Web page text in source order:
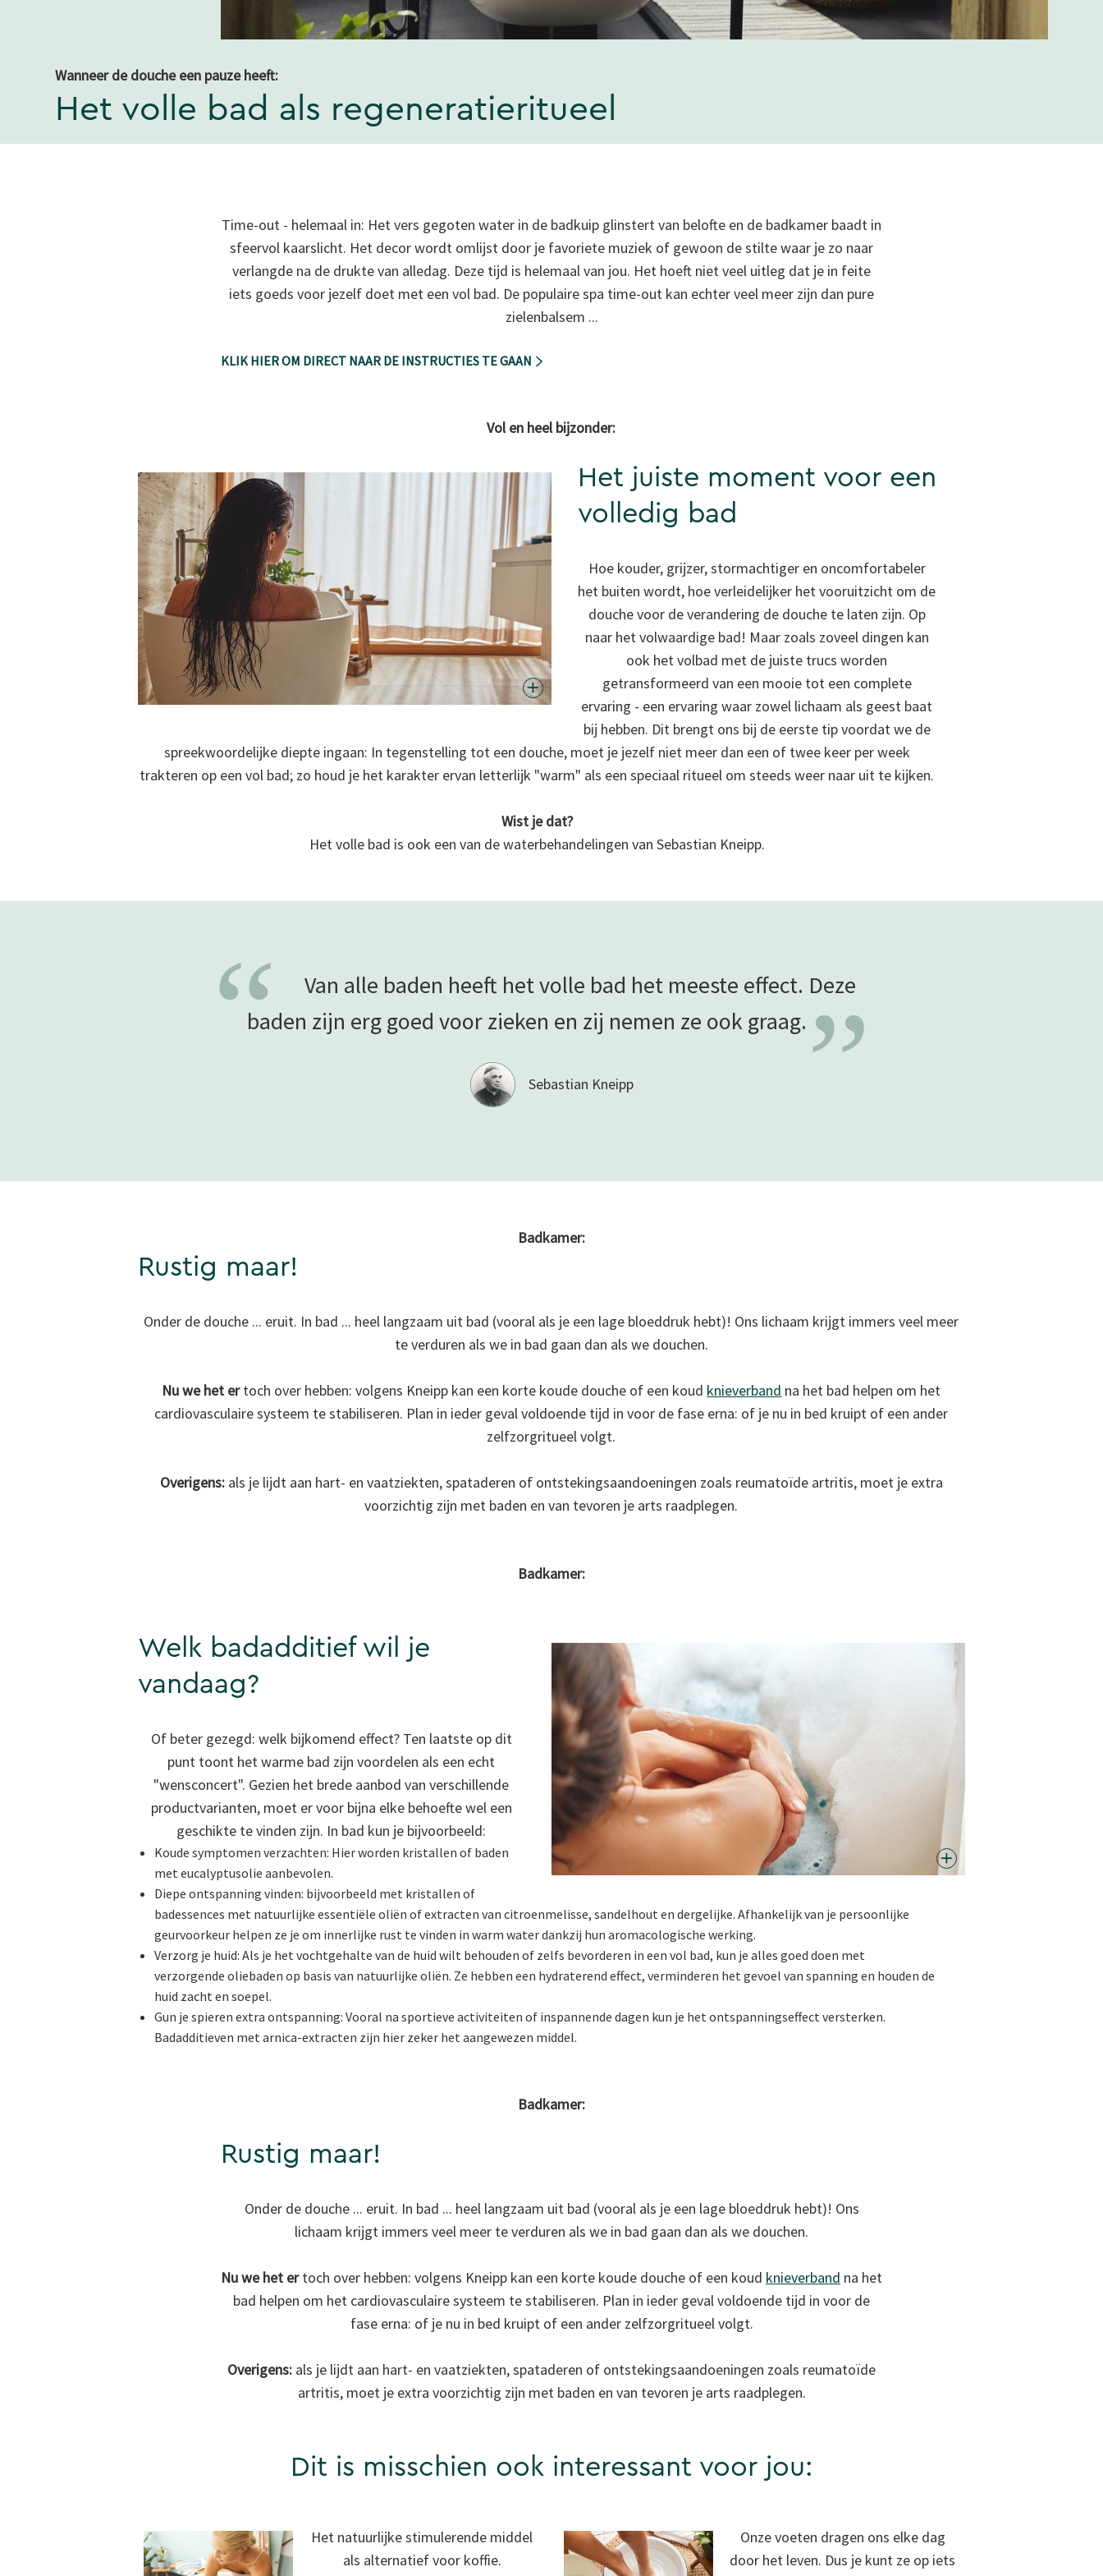
Wanneer de douche een pauze heeft:
Het volle bad als regeneratieritueel
Time-out - helemaal in: Het vers gegoten water in de badkuip glinstert van belofte en de badkamer baadt in
sfeervol kaarslicht. Het decor wordt omlijst door je favoriete muziek of gewoon de stilte waar je zo naar
verlangde na de drukte van alledag. Deze tijd is helemaal van jou. Het hoeft niet veel uitleg dat je in feite
iets goeds voor jezelf doet met een vol bad. De populaire spa time-out kan echter veel meer zijn dan pure
zielenbalsem ...
KLIK HIER OM DIRECT NAAR DE INSTRUCTIES TE GAAN
Vol en heel bijzonder:
Het juiste moment voor een
volledig bad
Hoe kouder, grijzer, stormachtiger en oncomfortabeler
het buiten wordt, hoe verleidelijker het vooruitzicht om de
douche voor de verandering de douche te laten zijn. Op
naar het volwaardige bad! Maar zoals zoveel dingen kan
ook het volbad met de juiste trucs worden
getransformeerd van een mooie tot een complete
ervaring - een ervaring waar zowel lichaam als geest baat
bij hebben. Dit brengt ons bij de eerste tip voordat we de
spreekwoordelijke diepte ingaan: In tegenstelling tot een douche, moet je jezelf niet meer dan een of twee keer per week
trakteren op een vol bad; zo houd je het karakter ervan letterlijk "warm" als een speciaal ritueel om steeds weer naar uit te kijken.
Wist je dat?
Het volle bad is ook een van de waterbehandelingen van Sebastian Kneipp.
“
Van alle baden heeft het volle bad het meeste effect. Deze
baden zijn erg goed voor zieken en zij nemen ze ookgraag. ”
Sebastian Kneipp
Badkamer:
Rustig maar!
Onder de douche ... eruit. In bad ... heel langzaam uit bad (vooral als je een lage bloeddruk hebt)! Ons lichaam krijgt immers veel meer
te verduren als we in bad gaan dan als we douchen.
Nu we het ertoch over hebben: volgens Kneipp kan een korte koude douche of een koud knieverband na het bad helpen om het
cardiovasculaire systeem te stabiliseren. Plan in ieder geval voldoende tijd in voor de fase erna: of je nu in bed kruipt of een ander
zelfzorgritueel volgt.
Overigens:als je lijdt aan hart- en vaatziekten, spataderen of ontstekingsaandoeningen zoals reumatoïde artritis, moet je extra
voorzichtig zijn met baden en van tevoren je arts raadplegen.
Badkamer:
Welk badadditief wil je
vandaag?
Of beter gezegd: welk bijkomend effect? Ten laatste op dit
punt toont het warme bad zijn voordelen als een echt
"wensconcert". Gezien het brede aanbod van verschillende
productvarianten, moet er voor bijna elke behoefte wel een
geschikte te vinden zijn. In bad kun je bijvoorbeeld:
Koude symptomen verzachten: Hier worden kristallen of baden
met eucalyptusolie aanbevolen.
Diepe ontspanning vinden: bijvoorbeeld met kristallen of
badessences met natuurlijke essentiële oliën of extracten van citroenmelisse, sandelhout en dergelijke. Afhankelijk van je persoonlijke
geurvoorkeur helpen ze je om innerlijke rust te vinden in warm water dankzij hun aromacologische werking.
Verzorg je huid: Als je het vochtgehalte van de huid wilt behouden of zelfs bevorderen in een vol bad, kun je alles goed doen met
verzorgende oliebaden op basis van natuurlijke oliën. Ze hebben een hydraterend effect, verminderen het gevoel van spanning en houden de
huid zacht en soepel.
Gun je spieren extra ontspanning: Vooral na sportieve activiteiten of inspannende dagen kun je het ontspanningseffect versterken.
Badadditieven met arnica-extracten zijn hier zeker het aangewezen middel.
Badkamer:
Rustig maar!
Onder de douche ... eruit. In bad ... heel langzaam uit bad (vooral als je een lage bloeddruk hebt)! Ons
lichaam krijgt immers veel meer te verduren als we in bad gaan dan als we douchen.
Nu we het ertoch over hebben: volgens Kneipp kan een korte koude douche of een koud knieverband na het
bad helpen om het cardiovasculaire systeem te stabiliseren. Plan in ieder geval voldoende tijd in voor de
fase erna: of je nu in bed kruipt of een ander zelfzorgritueel volgt.
Overigens: als je lijdt aan hart- en vaatziekten, spataderen of ontstekingsaandoeningen zoals reumatoïde
artritis, moet je extra voorzichtig zijn met baden en van tevoren je arts raadplegen.
Dit is misschien ook interessant voor jou:
Het natuurlijke stimulerende middel
als alternatief voor koffie.
Onze voeten dragen ons elke dag
door het leven. Dus je kunt ze op iets